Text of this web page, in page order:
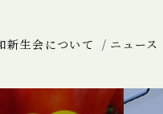
新生会について ニュース